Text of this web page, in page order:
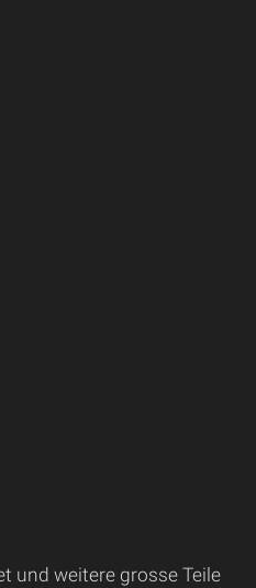
und weitere grosse Teile